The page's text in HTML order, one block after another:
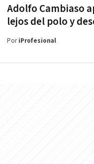
Adolfo Cambiaso
lejos del polo y
PoriProfesional